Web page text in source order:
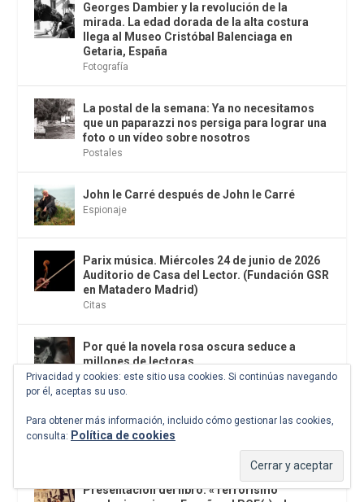
Georges Dambier y la revolución de la
mirada. La edad dorada de la alta costura
llega al Museo Cristóbal Balenciaga en
Getaria, España
Fotografía
La postal de la semana: Ya no necesitamos
que un paparazzi nos persiga para lograr una
foto o un vídeo sobre nosotros
Postales
John le Carré después de John le Carré
Espionaje
Parix música. Miércoles 24 de junio de 2026
Auditorio de Casa del Lector. (Fundación GSR
en Matadero Madrid)
Citas
Por qué la novela rosa oscura seduce a
millones de lectoras
Novela,El antídoto
La sinfonia de los mil y el nudo de Manoteras
de Madrid
Presentación del libro: «Terrorismo
Privacidad y cookies: este sitio usa cookies. Si continúas navegando
por él, aceptas su uso.
Para obtener más información, incluido cómo gestionar las cookies,
consulta: Política de cookies